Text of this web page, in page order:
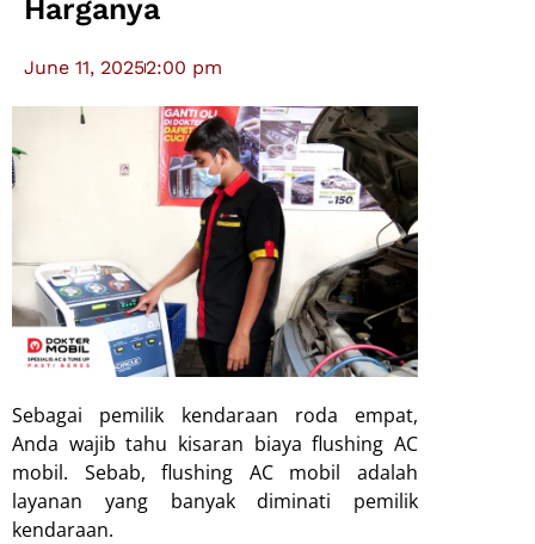
Harganya
June 11, 20252:00 pm
Sebagai pemilik kendaraan roda empat,
Anda wajib tahu kisaran biaya flushing AC
mobil. Sebab, flushing AC mobil adalah
layanan yang banyak diminati pemilik
kendaraan.